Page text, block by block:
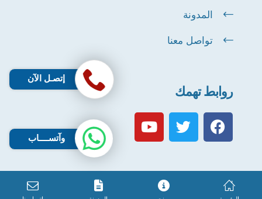
المدونة
تواصل معنا
روابط تهمك
إتصـل الآن
وآتســــاب